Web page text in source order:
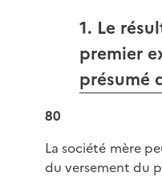
1. Le
premier
présumé
80
La société mère
du versement du